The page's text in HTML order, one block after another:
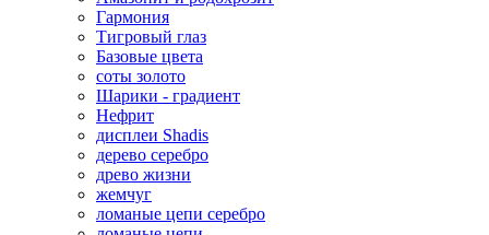
Гармония
Тигровый глаз
Базовые цвета
соты золото
Шарики - градиент
Нефрит
дисплеи Shadis
дерево серебро
древо жизни
жемчуг
ломаные цепи серебро